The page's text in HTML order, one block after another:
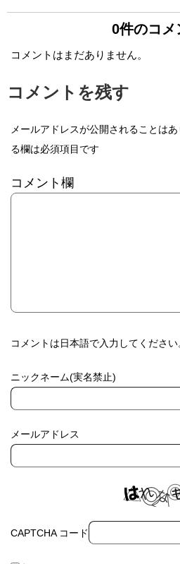
0件のコメ
コメントはまだありません。
コメントを残す
メールアドレスが公開されることはあ
る欄は必須項目です
コメント欄
コメントは日本語で入力してくださ
ニックネーム(実名禁止)
メールアドレス
CAPTCHA コード